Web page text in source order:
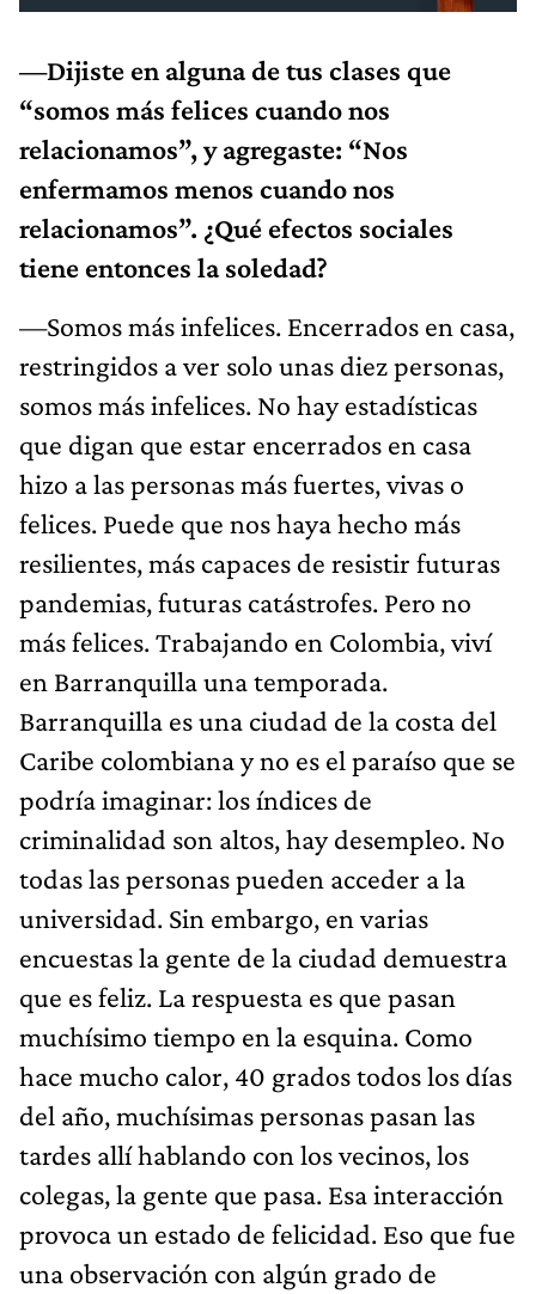
—Dijiste en alguna de tus clases que
“somos más felices cuando nos
relacionamos”, y agregaste: “Nos
enfermamos menos cuando nos
relacionamos”. ¿Qué efectos sociales
tiene entonces la soledad?
—Somos más infelices. Encerrados en casa,
restringidos a ver solo unas diez personas,
somos más infelices. No hay estadísticas
que digan que estar encerrados en casa
hizo a las personas más fuertes, vivas o
felices. Puede que nos haya hecho más
resilientes, más capaces de resistir futuras
pandemias, futuras catástrofes. Pero no
más felices. Trabajando en Colombia, viví
en Barranquilla una temporada.
Barranquilla es una ciudad de la costa del
Caribe colombiana y no es el paraíso que se
podría imaginar: los índices de
criminalidad son altos, hay desempleo. No
todas las personas pueden acceder a la
universidad. Sin embargo, en varias
encuestas la gente de la ciudad demuestra
que es feliz. La respuesta es que pasan
muchísimo tiempo en la esquina. Como
hace mucho calor, 40 grados todos los días
del año, muchísimas personas pasan las
tardes allí hablando con los vecinos, los
colegas, la gente que pasa. Esa interacción
provoca un estado de felicidad. Eso que fue
una observación con algún grado de